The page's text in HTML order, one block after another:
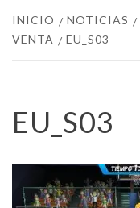
INICIO NOTICIAS
VENTA
EU_S03
EU_S03